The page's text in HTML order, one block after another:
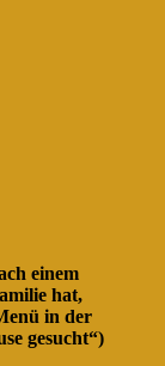
einem
hat,
in der
gesucht“)